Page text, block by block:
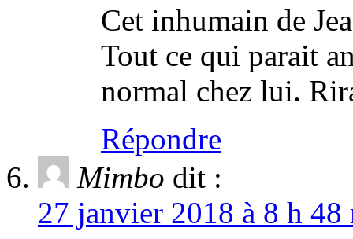
Cet inhumain de
Tout ce qui parait
normal chez lui.
Répondre
Mimbo dit :
27 janvier 2018 à 8 h